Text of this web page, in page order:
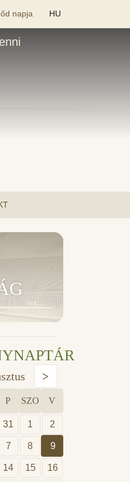
napja HU
>
P SZO V
31 1 2
7 8 9
14 15 16